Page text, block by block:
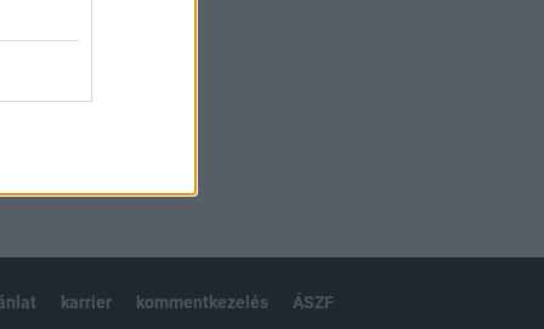
karrier kommentkezelés ÁSZF